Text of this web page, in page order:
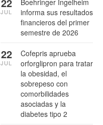
informa sus resultados
financieros del primer
semestre de 2026
JUL
Cofepris aprueba
orforglipron para tratar
la obesidad, el
sobrepeso con
comorbilidades
asociadas y la
diabetes tipo 2
22
JUL